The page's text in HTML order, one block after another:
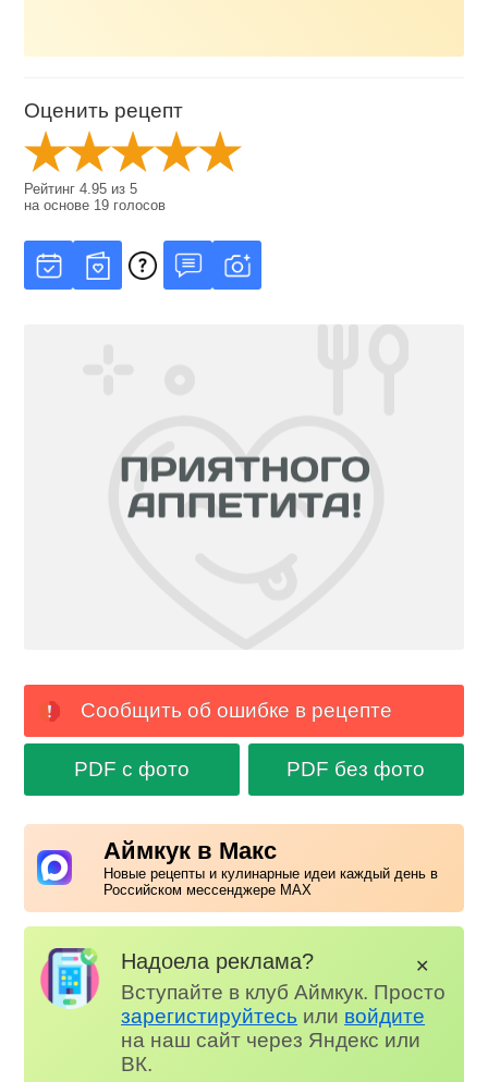
Оценить рецепт
Рейтинг4.95 из5
на основе 19 голосов
Сообщить об ошибке в рецепте
PDF с фото PDF без фото
Аймкук в Макс
Новые рецепты и кулинарные идеи каждый день в
Российском мессенджере MAX
Надоела реклама?
Вступайте в клуб Аймкук. Просто
зарегистируйтесь или войдите
на наш сайт через Яндекс или
ВК.
✕